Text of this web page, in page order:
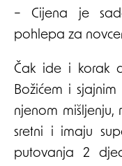
– Cijena je
pohlepa za
Čak ide i korak
Božićem i sjajnim
njenom
sretni i imaju
putovanja 2